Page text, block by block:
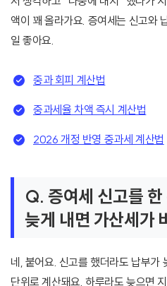
액이 꽤 올라가요. 증여세는 신고와
일 좋아요.
중과 회피 계산법
중과세율 차액 즉시 계산법
2026 개정 반영 중과세 계산법
Q. 증여세 신고를
늦게 내면 가산세가
네, 붙어요. 신고를 했더라도 납부가
단위로 계산돼요. 하루라도 늦으면